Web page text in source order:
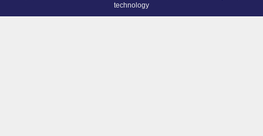
technology